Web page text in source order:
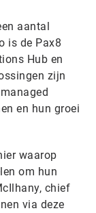
aantal
is de Pax8
Hub en
zijn
en hun groei
waarop
om hun
chief
via deze